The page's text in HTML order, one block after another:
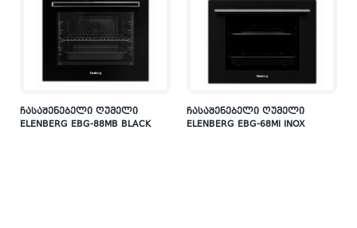
ჩასაშენებელი ღუმელი
ELENBERG EBG-88MB BLACK
ჩასაშენებელი ღუმელი
ELENBERG EBG-68MI INOX